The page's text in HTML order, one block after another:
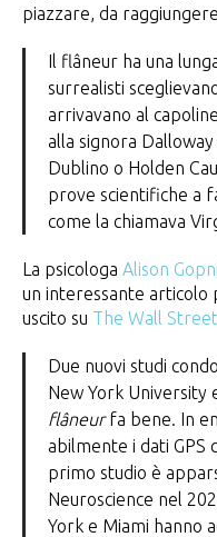
piazzare, da
Il flâneur ha una
surrealisti
arrivavano al
alla signora
Dublino o Holden
prove scientifiche a
come la chiamava
La psicologa Alison
un interessante articolo
uscito su The Wall
Due nuovi studi
New York University
flâneurfa bene. In
abilmente i dati GPS
primo studio è
Neuroscience nel
York e Miami hanno